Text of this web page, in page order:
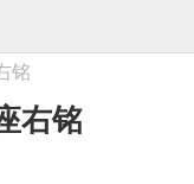
铭
右铭